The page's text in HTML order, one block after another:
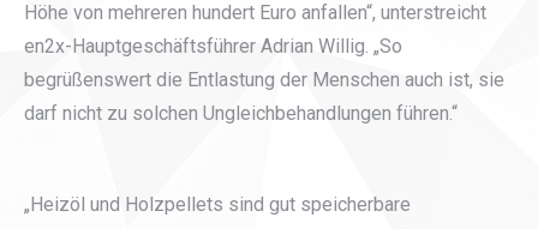
Höhe von mehreren hundert Euro anfallen“, unterstreicht
en2x-Hauptgeschäftsführer Adrian Willig. „So
begrüßenswert die Entlastung der Menschen auch ist, sie
darf nicht zu solchen Ungleichbehandlungen führen.“
„Heizöl und Holzpellets sind gut speicherbare